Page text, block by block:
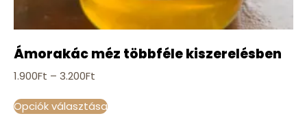
Ámorakác méz többféle kiszerelésben
1.900Ft – 3.200Ft
Opciók választása